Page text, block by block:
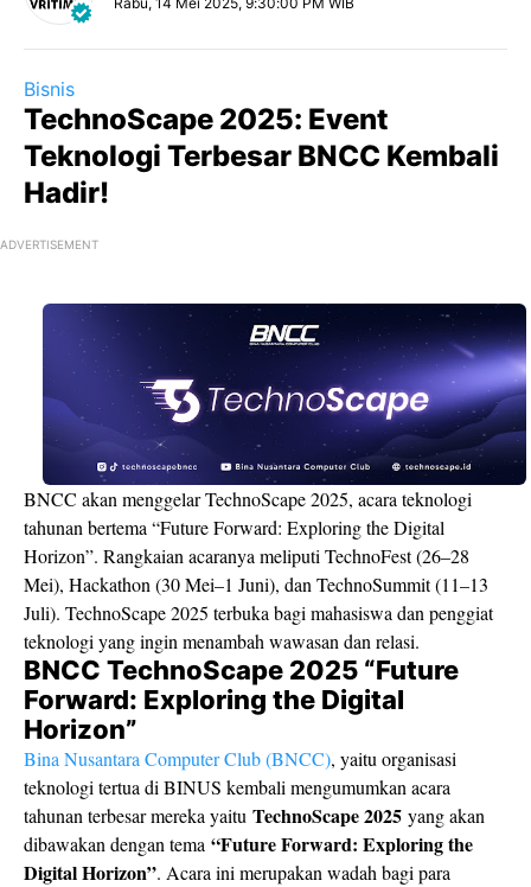
Bisnis
TechnoScape 2025: Event
Teknologi Terbesar BNCC Kembali
Hadir!
ADVERTISEMENT
BNCC akan menggelar TechnoScape 2025, acara teknologi
tahunan bertema “Future Forward: Exploring the Digital
Horizon”. Rangkaian acaranya meliputi TechnoFest (26–28
Mei), Hackathon (30 Mei–1 Juni), dan TechnoSummit (11–13
Juli). TechnoScape 2025 terbuka bagi mahasiswa dan penggiat
teknologi yang ingin menambah wawasan dan relasi.
BNCC TechnoScape 2025 “Future
Forward: Exploring the Digital
Horizon”
Bina Nusantara Computer Club (BNCC), yaitu organisasi
teknologi tertua di BINUS kembali mengumumkan acara
tahunan terbesar mereka yaitu TechnoScape 2025 yang akan
dibawakan dengan tema “Future Forward: Exploring the
Digital Horizon”. Acara ini merupakan wadah bagi para